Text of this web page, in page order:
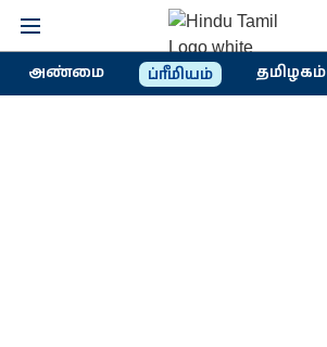
அண்மை ப்ரீமியம் தமிழகம்